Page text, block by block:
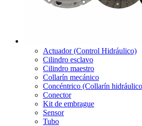
Actuador (Control Hidráulico)
Cilindro esclavo
Cilindro maestro
Collarín mecánico
Concéntrico (Collarín
Conector
Kit de embrague
Sensor
Tubo